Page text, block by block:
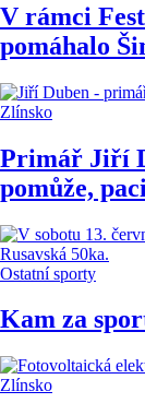
V rámci
pomáhalo
Zlínsko
Primář Jiří
pomůže,
Ostatní sporty
Kam za
Zlínsko